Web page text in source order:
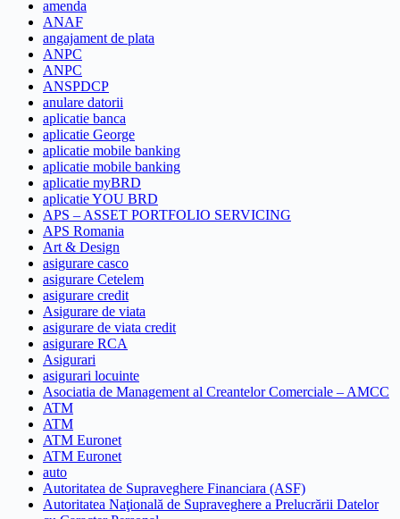
amenda
ANAF
angajament de plata
ANPC
ANPC
ANSPDCP
anulare datorii
aplicatie banca
aplicatie George
aplicatie mobile banking
aplicatie mobile banking
aplicatie myBRD
aplicatie YOU BRD
APS – ASSET PORTFOLIO SERVICING
APS Romania
Art & Design
asigurare casco
asigurare Cetelem
asigurare credit
Asigurare de viata
asigurare de viata credit
asigurare RCA
Asigurari
asigurari locuinte
Asociatia de Management al Creantelor Comerciale – AMCC
ATM
ATM
ATM Euronet
ATM Euronet
auto
Autoritatea de Supraveghere Financiara (ASF)
Autoritatea Naţională de Supraveghere a Prelucrării Datelor